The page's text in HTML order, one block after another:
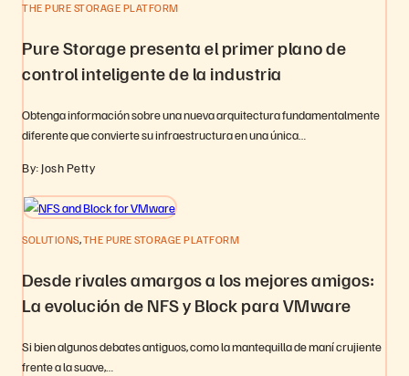
THE PURE STORAGE PLATFORM
Pure Storage presenta el primer plano de
control inteligente de la industria
Obtenga información sobre una nueva arquitectura fundamentalmente
diferente que convierte su infraestructura en una única…
By: Josh Petty
SOLUTIONS,THE PURE STORAGE PLATFORM
Desde rivales amargos a los mejores amigos:
La evolución de NFS y Block para VMware
Si bien algunos debates antiguos, como la mantequilla de maní crujiente
frente a la suave,…